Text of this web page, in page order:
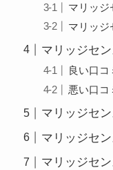
マリッジ
マリッジ
マリッジセ
良い口コ
悪い口コ
マリッジセ
マリッジセ
マリッジセ